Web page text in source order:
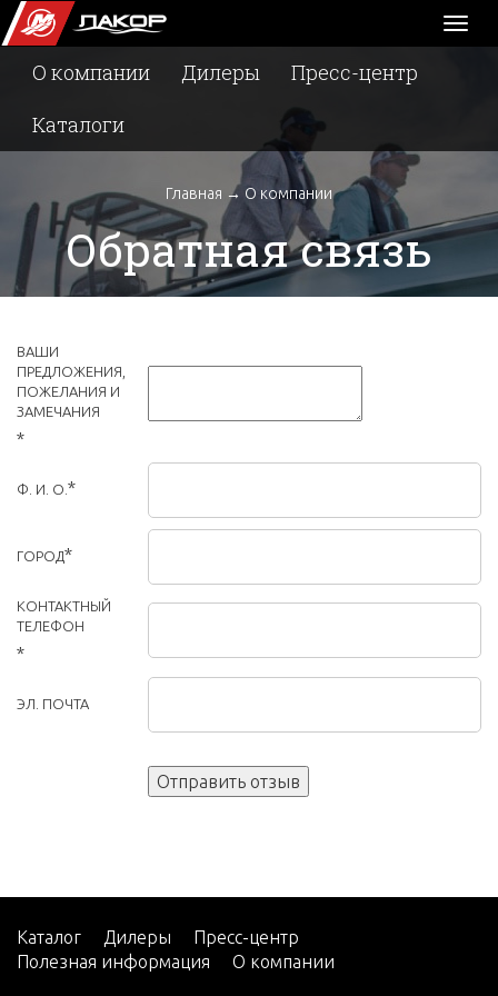
О компании Дилеры
Пресс-центр
Каталоги
Главная → О компании
Обратная связь
ВАШИ
ПРЕДЛОЖЕНИЯ,
ПОЖЕЛАНИЯ И
ЗАМЕЧАНИЯ
*
Ф. И. О. *
ГОРОД*
КОНТАКТНЫЙ
ТЕЛЕФОН
*
ЭЛ. ПОЧТА
Каталог Дилеры
Пресс-центр
Полезная информация
О компании